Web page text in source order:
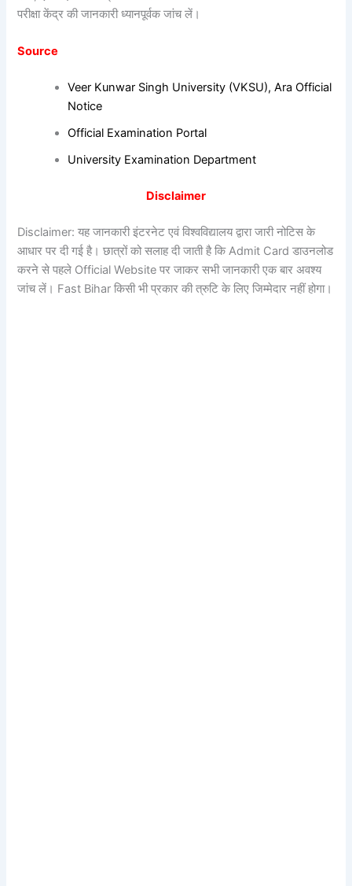
परीक्षा केंद्र की जानकारी ध्यानपूर्वक जांच लें।
Source
Veer Kunwar Singh University (VKSU), Ara Official
Notice
Official Examination Portal
University Examination Department
Disclaimer
Disclaimer: यह जानकारी इंटरनेट एवं विश्वविद्यालय द्वारा जारी नोटिस के
आधार पर दी गई है। छात्रों को सलाह दी जाती है कि Admit Card डाउनलोड
करने से पहले Official Website पर जाकर सभी जानकारी एक बार अवश्य
जांच लें। Fast Bihar किसी भी प्रकार की त्रुटि के लिए जिम्मेदार नहीं होगा।